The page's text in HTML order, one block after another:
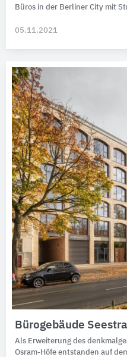
Büros in der Berliner City mit
05.11.2021
Bürogebäude
Als Erweiterung des
Osram-Höfe entstanden auf